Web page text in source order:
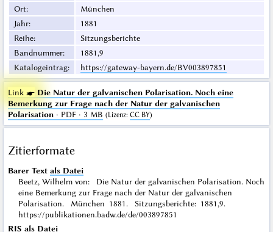
Ort:
München
Jahr:
1881
Reihe:
Sitzungsberichte
Bandnummer:
1881,9
Katalogeintrag: https://gateway-bayern.de/BV003897851
Link ☛ Die Natur der galvanischen Polarisation. Noch eine
Bemerkung zur Frage nach der Natur der galvanischen
Polarisation· PDF · 3 MB (Lizenz: CC BY)
Zitierformate
Barer Text als Datei
Beetz, Wilhelm von: Die Natur der galvanischen Polarisation. Noch
eine Bemerkung zur Frage nach der Natur der galvanischen
Polarisation. München 1881. Sitzungsberichte: 1881,9.
https://publikationen.badw.de/de/003897851
RIS als Datei